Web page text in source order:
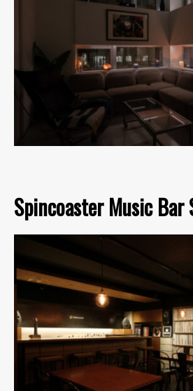
Spincoaster Music Bar